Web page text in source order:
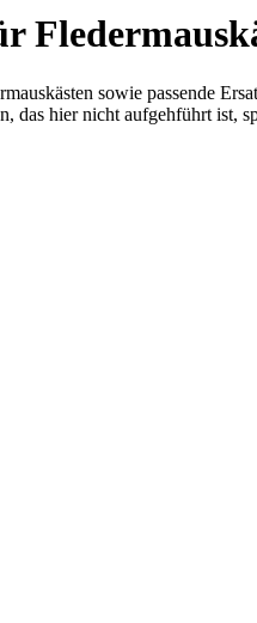
sowie passende
das hier nicht aufgehführt ist,